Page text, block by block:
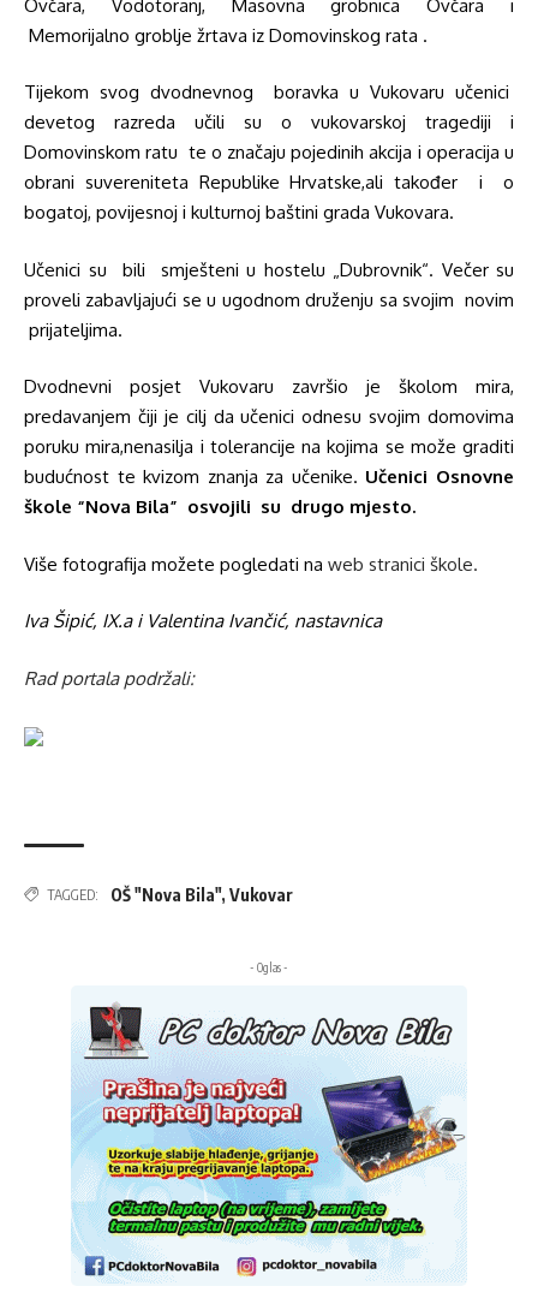
Ovčara, Vodotoranj, Masovna grobnica Ovčara i
Memorijalno groblje žrtava iz Domovinskog rata .
Tijekom svog dvodnevnog boravka u Vukovaru učenici
devetog razreda učili su o vukovarskoj tragediji i
Domovinskom ratu te o značaju pojedinih akcija i operacija u
obrani suvereniteta Republike Hrvatske,ali također i o
bogatoj, povijesnoj i kulturnoj baštini grada Vukovara.
Učenici su bili smješteni u hostelu „Dubrovnik“. Večer su
proveli zabavljajući se u ugodnom druženju sa svojim novim
prijateljima.
Dvodnevni posjet Vukovaru završio je školom mira,
predavanjem čiji je cilj da učenici odnesu svojim domovima
poruku mira,nenasilja i tolerancije na kojima se može graditi
budućnost te kvizom znanja za učenike. Učenici Osnovne
škole “Nova Bila” osvojili su drugo mjesto.
Više fotografija možete pogledati na web stranici škole.
Iva Šipić, IX.a i Valentina Ivančić, nastavnica
Rad portala podržali:
TAGGED: OŠ "Nova Bila", Vukovar
- Oglas -